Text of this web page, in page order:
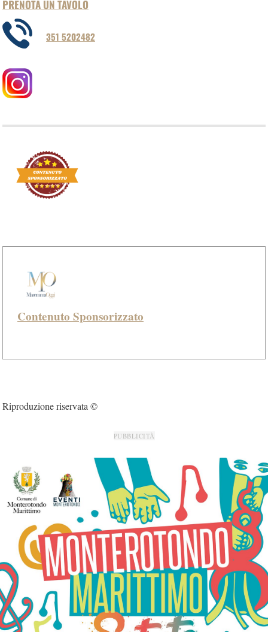
PRENOTA UN TAVOLO
351 5202482
Contenuto Sponsorizzato
Riproduzione riservata ©
PUBBLICITÀ